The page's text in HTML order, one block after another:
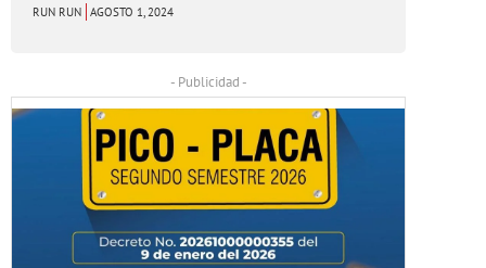
RUN RUN AGOSTO 1, 2024
- Publicidad -